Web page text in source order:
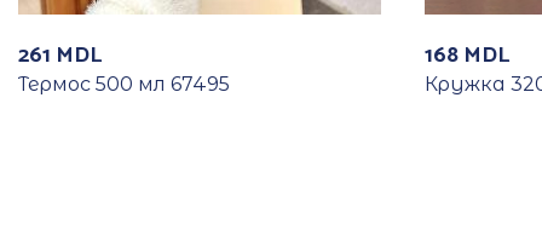
261 MDL
Термос 500 мл 67495
168 MDL
Кружка